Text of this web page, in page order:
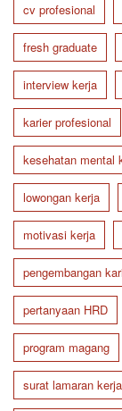
cv profesional
fresh graduate
interview kerja
karier profesional
kesehatan mental
lowongan kerja
motivasi kerja
pengembangan
pertanyaan HRD
program magang
surat lamaran kerja